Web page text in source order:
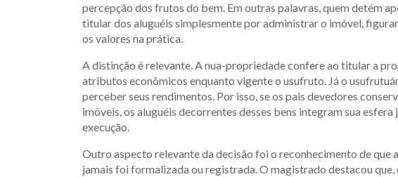
percepção dos frutos do bem. Em outras palavras, quem detém
titular dos aluguéis simplesmente por administrar o imóvel,
os valores na prática.
A distinção é relevante. A nua-propriedade confere ao titular a
atributos econômicos enquanto vigente o usufruto. Já o
perceber seus rendimentos. Por isso, se os pais devedores
imóveis, os aluguéis decorrentes desses bens integram sua
execução.
Outro aspecto relevante da decisão foi o reconhecimento de que
jamais foi formalizada ou registrada. O magistrado destacou